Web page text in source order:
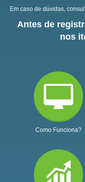
Em caso de dúvidas,
Antes de
nos
Como Funciona?